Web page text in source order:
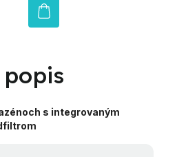
s integrovaným